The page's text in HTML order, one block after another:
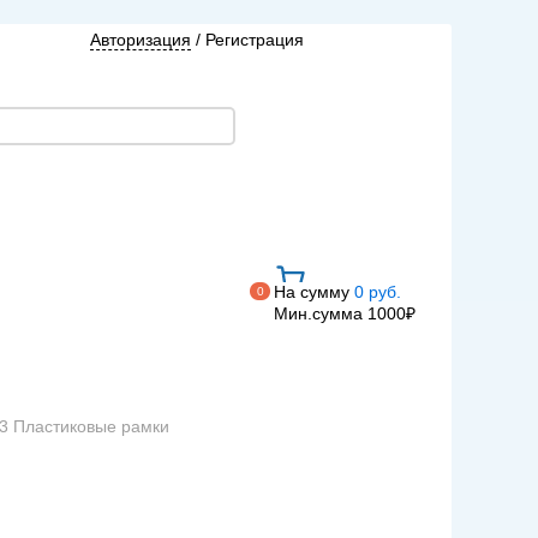
Авторизация / Регистрация
0 На сумму 0 руб.
Мин.сумма 1000₽
Пластиковые рамки